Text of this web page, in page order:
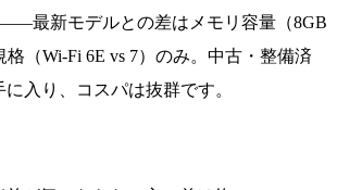
最新モデルとの差はメモリ容量（8GB
格（Wi-Fi 6E vs 7）のみ。中古・整備済
入り、コスパは抜群です。